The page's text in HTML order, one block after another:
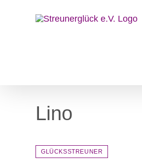
Lino
GLÜCKSSTREUNER